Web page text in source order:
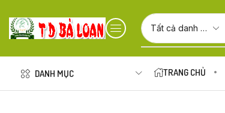
DANH MỤC TRANG CHỦ